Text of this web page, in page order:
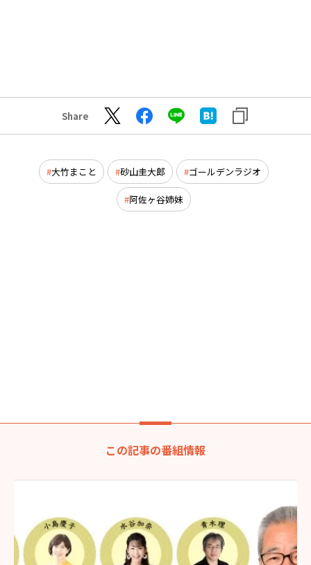
Share
大竹まこと 砂山圭大郎 ゴールデンラジオ
阿佐ヶ谷姉妹
この記事の番組情報